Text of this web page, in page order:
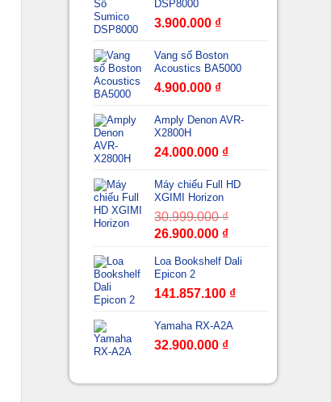
DSP8000
3.900.000 ₫
Vang số Boston
Acoustics BA5000
4.900.000 ₫
Amply Denon AVR-
X2800H
24.000.000 ₫
Máy chiếu Full HD
XGIMI Horizon
30.999.000₫
Giá
là:
30.999.000 ₫.
26.900.000 ₫Giá
tại
26.900.000 ₫.
Loa Bookshelf Dali
Epicon 2
141.857.100 ₫
Yamaha RX-A2A
32.900.000 ₫